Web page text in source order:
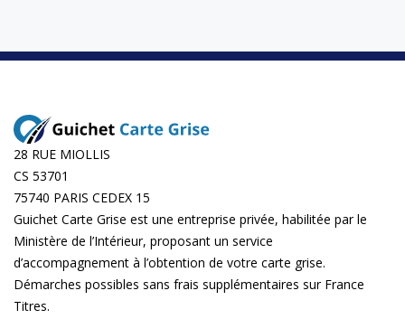
28 RUE MIOLLIS
CS 53701
75740 PARIS CEDEX 15
Guichet Carte Grise est une entreprise privée, habilitée par le
Ministère de l’Intérieur, proposant un service
d’accompagnement à l’obtention de votre carte grise.
Démarches possibles sans frais supplémentaires sur France
Titres.